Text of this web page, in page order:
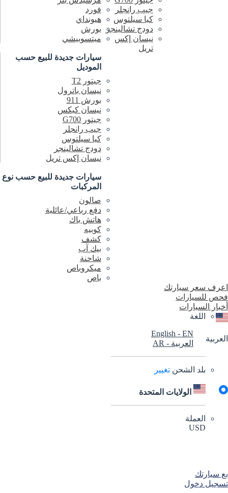
جيب رانجلر
كيا سيلتوس
دودج تشالينجر
نيسان إكس
تريل
فورد
هيونداي
بورش
ميتسوبيشي
سيارات جديدة للبيعحسب
الموديل
جيتور T2
نيسان باترول
بورش 911
نيسان كيكس
جيتور G700
جيب رانجلر
كيا سيلتوس
دودج تشالينجر
نيسان إكس تريل
سيارات جديدة للبيعحسب نوع
المركبات
صالون
دفع رباعي/عائلية
هاتش باك
كوبيه
كشف
بيك آب
شاحنة
ميكروباص
باص
اعرف سعر سيارتك
فحص للسيارات
أخبار السيارات
العربية
اللغة
English - EN
العربية -
AR
بلد الشحن تغيير
الولايات المتحدة
العملة
USD
بع سيارتك
تسجيل دخول